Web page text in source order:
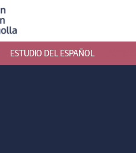
ESTUDIO DEL ESPAÑOL